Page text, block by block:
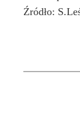
Źródło: